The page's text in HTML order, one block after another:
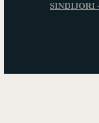
SINDIJORI